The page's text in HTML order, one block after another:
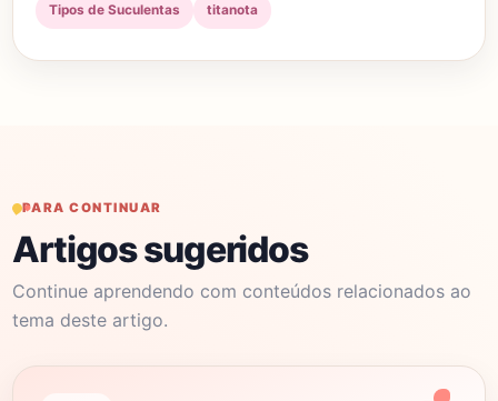
Tipos de Suculentas titanota
PARA CONTINUAR
Artigos sugeridos
Continue aprendendo com conteúdos relacionados ao
tema deste artigo.